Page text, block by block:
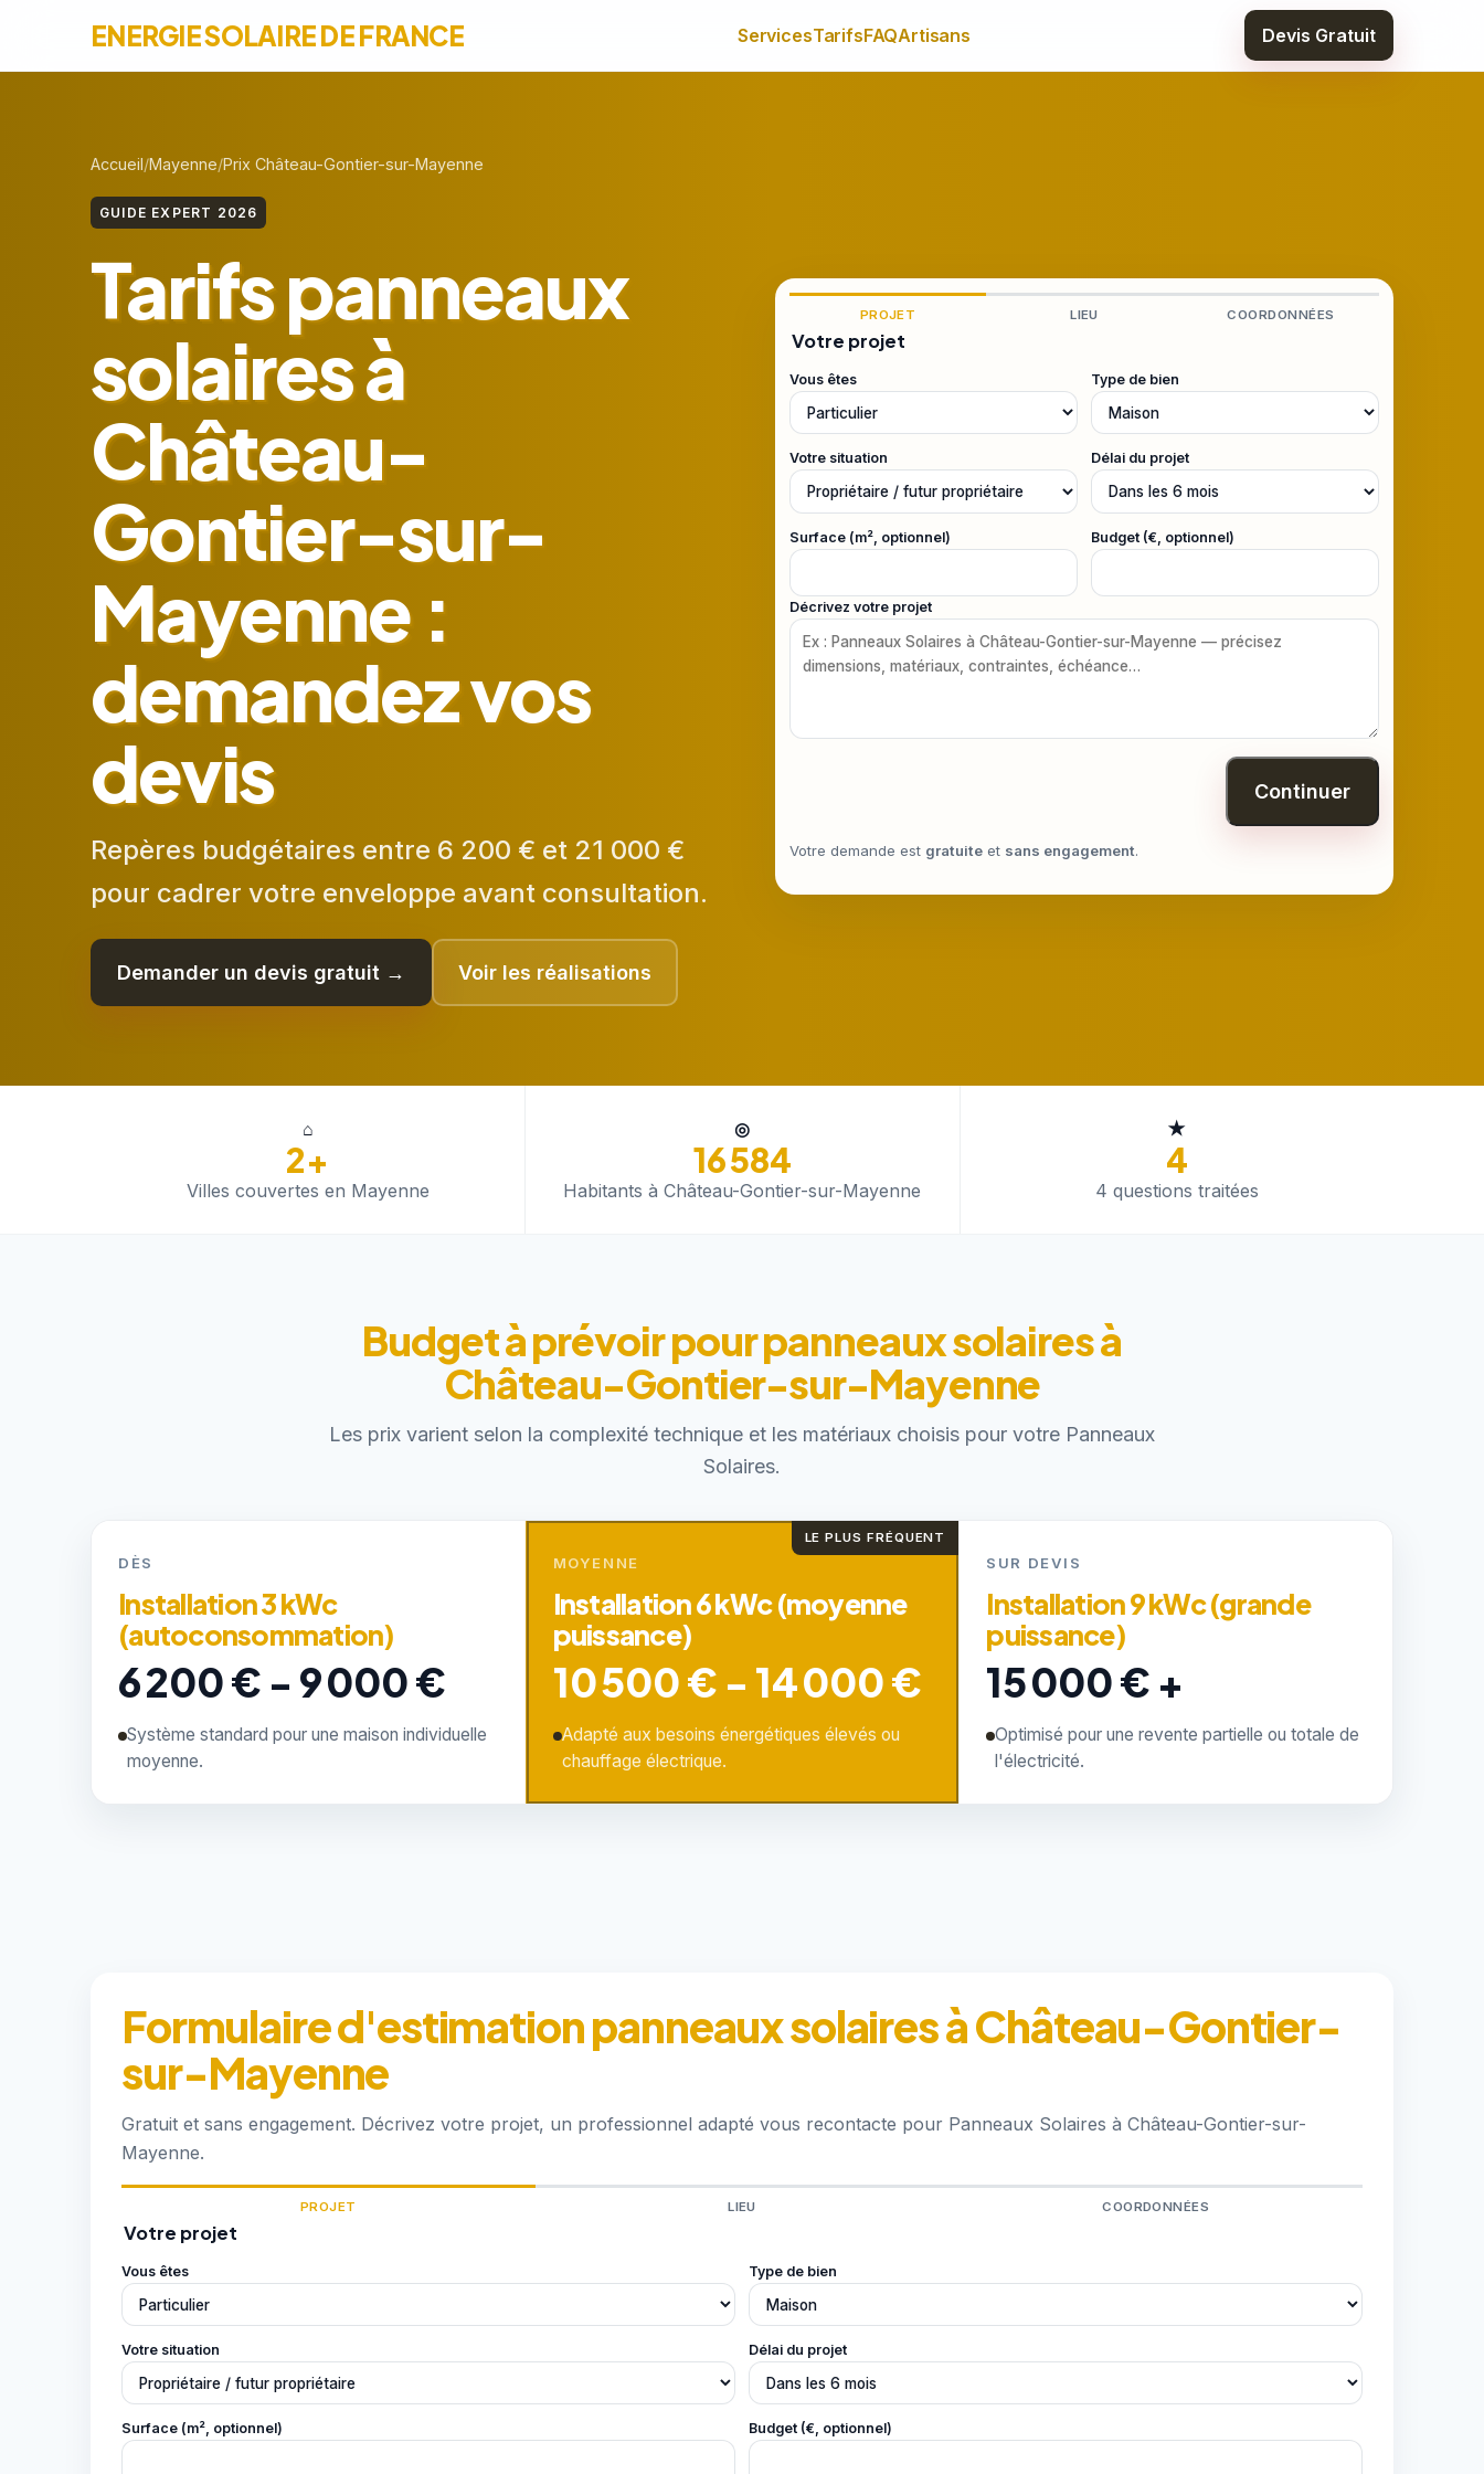
ENERGIE SOLAIRE DE FRANCE ServicesTarifsFAQArtisans Devis Gratuit
Accueil Mayenne Prix Château-Gontier-sur-Mayenne
GUIDE EXPERT 2026
Tarifs panneaux
solaires à
Château-
Gontier-sur-
Mayenne :
demandez vos
devis
Repères budgétaires entre 6 200 € et 21 000 €
pour cadrer votre enveloppe avant consultation.
Demander un devis gratuit → Voir les réalisations
PROJET LIEU COORDONNÉES
Votre projet
Vous êtes Type de bien
Votre situation Délai du projet
Surface (m², optionnel) Budget (€, optionnel)
Décrivez votre projet
Continuer
Votre demande est gratuite et sans engagement.
⌂
2+
Villes couvertes en Mayenne
◎
16 584
Habitants à Château-Gontier-sur-Mayenne
★
4
4 questions traitées
Budget à prévoir pour panneaux solaires à
Château-Gontier-sur-Mayenne
Les prix varient selon la complexité technique et les matériaux choisis pour votre Panneaux
Solaires.
DÈS
Installation 3 kWc
(autoconsommation)
6 200 € - 9 000 €
Système standard pour une maison individuelle
moyenne.
LE PLUS FRÉQUENT
MOYENNE
Installation 6 kWc (moyenne
puissance)
10 500 € - 14 000 €
Adapté aux besoins énergétiques élevés ou
chauffage électrique.
SUR DEVIS
Installation 9 kWc (grande
puissance)
15 000 € +
Optimisé pour une revente partielle ou totale de
l'électricité.
Formulaire d'estimation panneaux solaires à Château-Gontier-
sur-Mayenne
Gratuit et sans engagement. Décrivez votre projet, un professionnel adapté vous recontacte pour Panneaux Solaires à Château-Gontier-sur-
Mayenne.
PROJET LIEU COORDONNÉES
Votre projet
Vous êtes Type de bien
Votre situation Délai du projet
Surface (m², optionnel) Budget (€, optionnel)